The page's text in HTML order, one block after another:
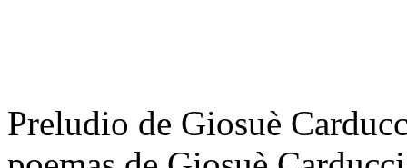
Preludio de Giosuè